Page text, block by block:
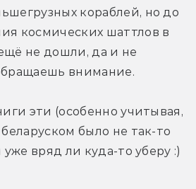
кораблей, но до
космических шаттлов в
не дошли, да и не
внимание.
эти (особенно учитывая,
было не так-то
вряд ли куда-то уберу :)